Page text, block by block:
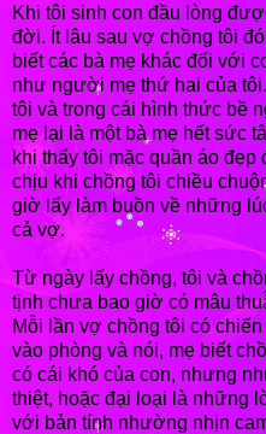
Khi tôi sinh con đầu lòng
đời. Ít lâu sau vợ chồng tôi
biết các bà mẹ khác đối với
như người mẹ thứ hai của
tôi và trong cái hình thức bề
mẹ lại là một bà mẹ hết sức
khi thấy tôi mặc quần áo
chịu khi chồng tôi chiều
giờ lấy làm buồn về những
cả vợ.
Từ ngày lấy chồng, tôi và
tịnh chưa bao giờ có mâu
Mỗi lần vợ chồng tôi có
vào phòng và nói, mẹ biết
có cái khó của con, nhưng
thiệt, hoặc đại loại là những
với bản tính nhường nhịn